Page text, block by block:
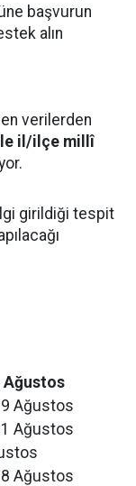
başvurun
alın
verilerden
il/ilçe millî
girildiği tespit
Ağustos
Ağustos
Ağustos
Ağustos